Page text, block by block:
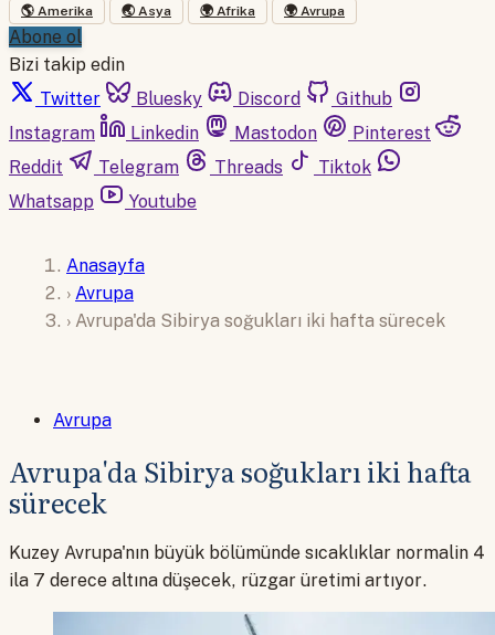
🌎 Amerika 🌏 Asya 🌍 Afrika 🌍 Avrupa
Abone ol
Bizi takip edin
Twitter
Bluesky Discord
Github
Instagram
Linkedin Mastodon
Pinterest
Reddit
Telegram Threads
Tiktok
Whatsapp
Youtube
Anasayfa
› Avrupa
› Avrupa'da Sibirya soğukları iki hafta sürecek
Avrupa
Avrupa'da Sibirya soğukları iki hafta
sürecek
Kuzey Avrupa'nın büyük bölümünde sıcaklıklar normalin 4
ila 7 derece altına düşecek, rüzgar üretimi artıyor.